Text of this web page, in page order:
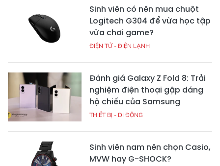
Sinh viên có nên mua chuột
Logitech G304 để vừa học tập
vừa chơi game?
ĐIỆN TỬ - ĐIỆN LẠNH
Đánh giá Galaxy Z Fold 8: Trải
nghiệm điện thoại gập dáng
hộ chiếu của Samsung
THIẾT BỊ - DI ĐỘNG
Sinh viên nam nên chọn Casio,
MVW hay G-SHOCK?